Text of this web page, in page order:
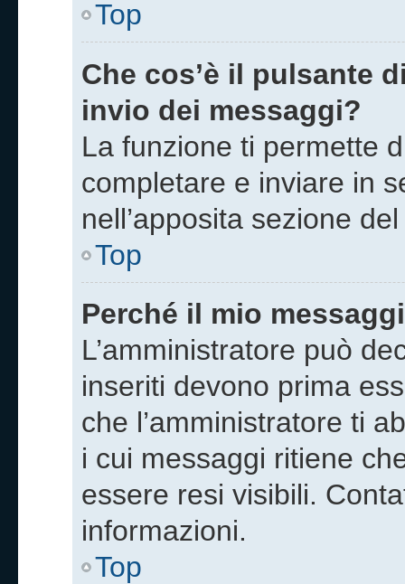
Top
Che cos’è il pulsante
invio dei messaggi?
La funzione ti permette
completare e inviare in
nell’apposita sezione
Top
Perché il mio
L’amministratore può
inseriti devono prima
che l’amministratore ti
i cui messaggi ritiene
essere resi visibili.
informazioni.
Top